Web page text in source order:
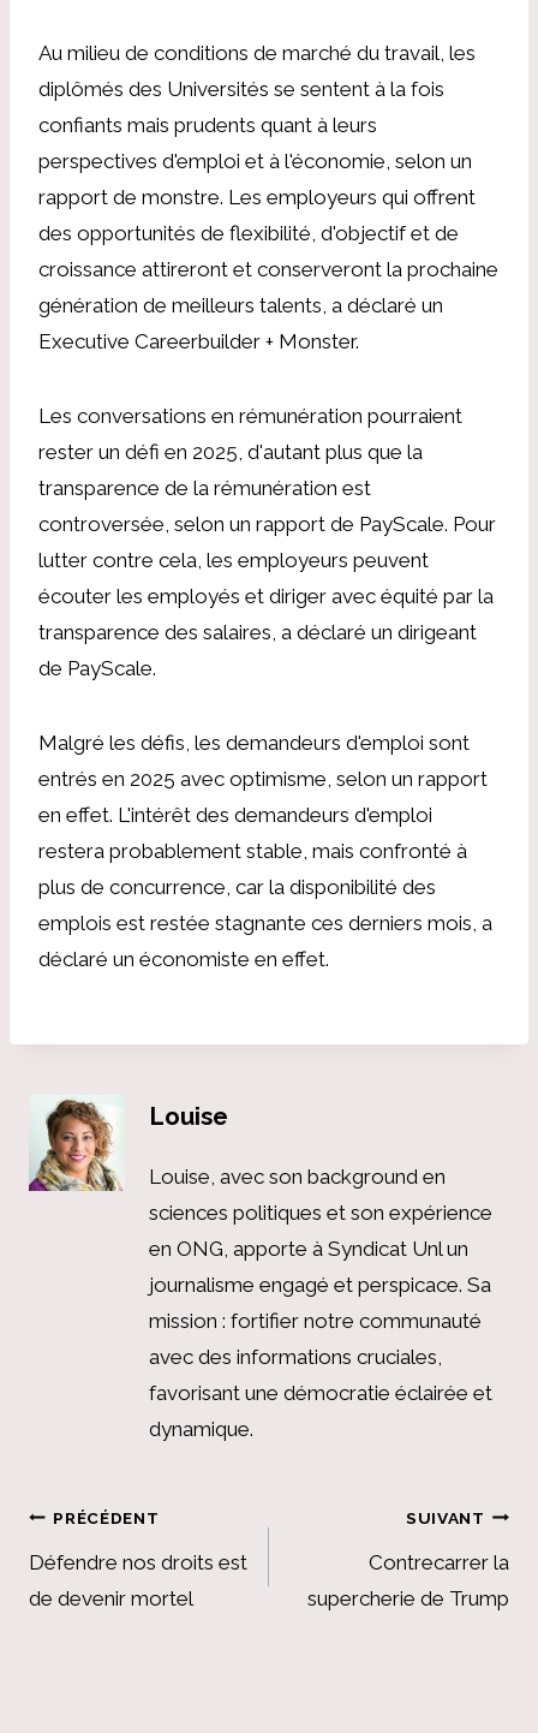
Au milieu de conditions de marché du travail, les
diplômés des Universités se sentent à la fois
confiants mais prudents quant à leurs
perspectives d'emploi et à l'économie, selon un
rapport de monstre. Les employeurs qui offrent
des opportunités de flexibilité, d'objectif et de
croissance attireront et conserveront la prochaine
génération de meilleurs talents, a déclaré un
Executive Careerbuilder + Monster.
Les conversations en rémunération pourraient
rester un défi en 2025, d'autant plus que la
transparence de la rémunération est
controversée, selon un rapport de PayScale. Pour
lutter contre cela, les employeurs peuvent
écouter les employés et diriger avec équité par la
transparence des salaires, a déclaré un dirigeant
de PayScale.
Malgré les défis, les demandeurs d'emploi sont
entrés en 2025 avec optimisme, selon un rapport
en effet. L'intérêt des demandeurs d'emploi
restera probablement stable, mais confronté à
plus de concurrence, car la disponibilité des
emplois est restée stagnante ces derniers mois, a
déclaré un économiste en effet.
Louise
Louise, avec son background en
sciences politiques et son expérience
en ONG, apporte à Syndicat Unl un
journalisme engagé et perspicace. Sa
mission : fortifier notre communauté
avec des informations cruciales,
favorisant une démocratie éclairée et
dynamique.
Navigation
de
PRÉCÉDENT
Défendre nos droits est
de devenir mortel
SUIVANT
Contrecarrer la
supercherie de Trump